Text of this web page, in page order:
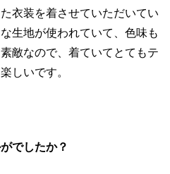
衣装を着させていただいてい
生地が使われていて、色味も
敵なので、着ていてとてもテ
しいです。
でしたか？